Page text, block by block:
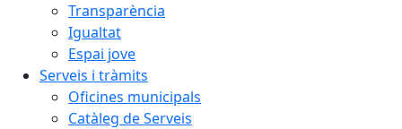
Transparència
Igualtat
Espai jove
Serveis i tràmits
Oficines municipals
Catàleg de Serveis